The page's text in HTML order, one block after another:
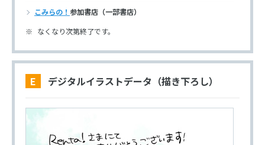
こみらの！ 参加書店（一部書店）
なくなり次第終了です。
E デジタルイラストデータ（描き下ろし）